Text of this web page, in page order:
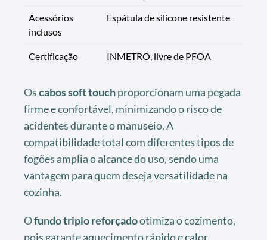
Acessórios
inclusos
Espátula de silicone resistente
Certificação INMETRO, livre de PFOA
Oscabos soft touchproporcionam uma pegada
firme e confortável, minimizando o risco de
acidentes durante o manuseio. A
compatibilidade total com diferentes tipos de
fogões amplia o alcance do uso, sendo uma
vantagem para quem deseja versatilidade na
cozinha.
Ofundo triplo reforçadootimiza o cozimento,
pois garante aquecimento rápido e calor